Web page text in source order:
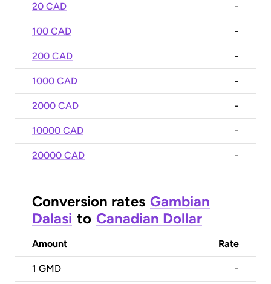
20 CAD -
100 CAD -
200 CAD -
1000 CAD -
2000 CAD -
10000 CAD -
20000 CAD -
Conversion rates Gambian
Dalasi to Canadian Dollar
Amount Rate
1 GMD -